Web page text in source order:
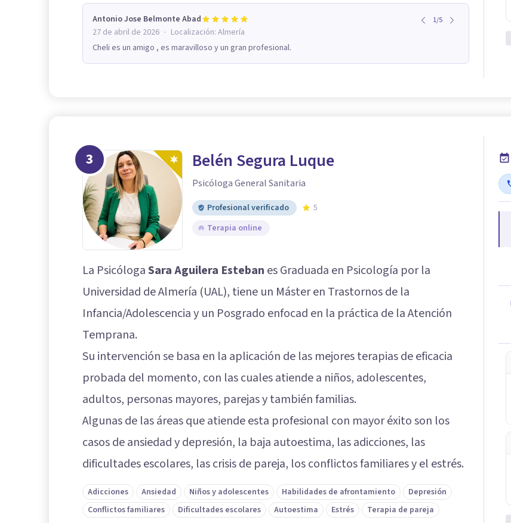
Antonio Jose Belmonte Abad 1/5
27 de abril de 2026 · Localización: Almería
Cheli es un amigo , es maravilloso y un gran profesional.
3 Belén Segura Luque
Psicóloga General Sanitaria
Profesional verificado
5
Terapia online
La PsicólogaSara Aguilera Esteban es Graduada en Psicología por la
Universidad de Almería (UAL), tiene un Máster en Trastornos de la
Infancia/Adolescencia y un Posgrado enfocad en la práctica de la Atención
Temprana.
Su intervención se basa en la aplicación de las mejores terapias de eficacia
probada del momento, con las cuales atiende a niños, adolescentes,
adultos, personas mayores, parejas y también familias.
Algunas de las áreas que atiende esta profesional con mayor éxito son los
casos de ansiedad y depresión, la baja autoestima, las adicciones, las
dificultades escolares, las crisis de pareja, los conflictos familiares y el estrés.
Adicciones Ansiedad Niños y adolescentes Habilidades de afrontamiento
Depresión
Conflictos familiares
Dificultades escolares Autoestima Estrés Terapia de pareja